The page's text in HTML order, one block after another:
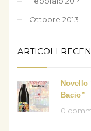
Ottobre 2013
ARTICOLI
Novello
Bacio”
0